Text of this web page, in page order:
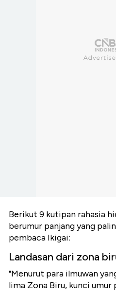
Berikut 9 kutipan rahasia
berumur panjang yang
pembaca Ikigai:
Landasan dari zona
"Menurut para ilmuwan
lima Zona Biru, kunci umur